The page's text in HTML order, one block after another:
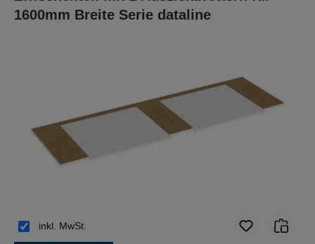
1600mm Breite Serie dataline
inkl. MwSt.